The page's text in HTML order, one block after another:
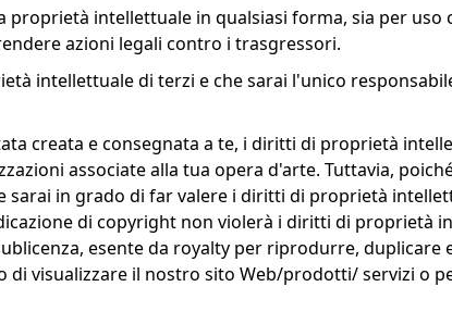
intellettuale in qualsiasi forma, sia per uso
azioni legali contro i trasgressori.
intellettuale di terzi e che sarai l'unico
creata e consegnata a te, i diritti di proprietà
associate alla tua opera d'arte. Tuttavia,
sarai in grado di far valere i diritti di proprietà
di copyright non violerà i diritti di proprietà
esente da royalty per riprodurre, duplicare
visualizzare il nostro sito Web/prodotti/ servizi o